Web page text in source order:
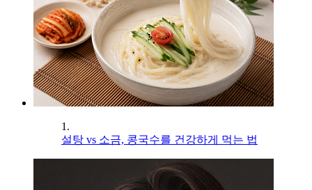
1.
설탕 vs 소금, 콩국수를 건강하게 먹는 법